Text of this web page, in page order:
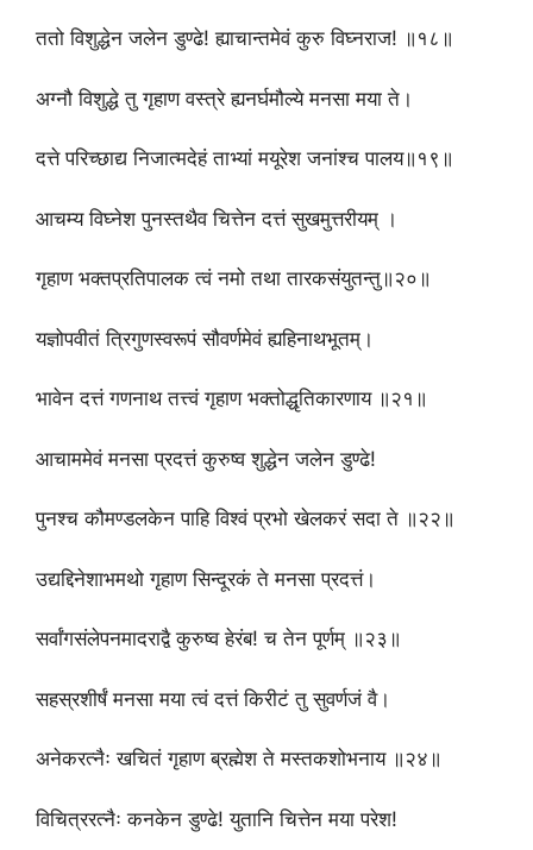
ततो विशुद्धेन जलेन डुण्ढे! ह्याचान्तमेवं कुरु विघ्नराज! ॥१८॥
अग्नौ विशुद्धे तु गृहाण वस्त्रे ह्यनर्घमौल्ये मनसा मया ते।
दत्ते परिच्छाद्य निजात्मदेहं ताभ्यां मयूरेश जनांश्च पालय॥१९॥
आचम्य विघ्नेश पुनस्तथैव चित्तेन दत्तं सुखमुत्तरीयम् ।
गृहाण भक्तप्रतिपालक त्वं नमो तथा तारकसंयुतन्तु॥२०॥
यज्ञोपवीतं त्रिगुणस्वरूपं सौवर्णमेवं ह्यहिनाथभूतम्।
भावेन दत्तं गणनाथ तत्त्वं गृहाण भक्तोद्धृतिकारणाय ॥२१॥
आचाममेवं मनसा प्रदत्तं कुरुष्व शुद्धेन जलेन डुण्ढे!
पुनश्च कौमण्डलकेन पाहि विश्वं प्रभो खेलकरं सदा ते ॥२२॥
उद्यद्दिनेशाभमथो गृहाण सिन्दूरकं ते मनसा प्रदत्तं।
सर्वांगसंलेपनमादराद्वै कुरुष्व हेरंब! च तेन पूर्णम् ॥२३॥
सहस्रशीर्षं मनसा मया त्वं दत्तं किरीटं तु सुवर्णजं वै।
अनेकरत्नैः खचितं गृहाण ब्रह्मेश ते मस्तकशोभनाय ॥२४॥
विचित्ररत्नैः कनकेन डुण्ढे! युतानि चित्तेन मया परेश!